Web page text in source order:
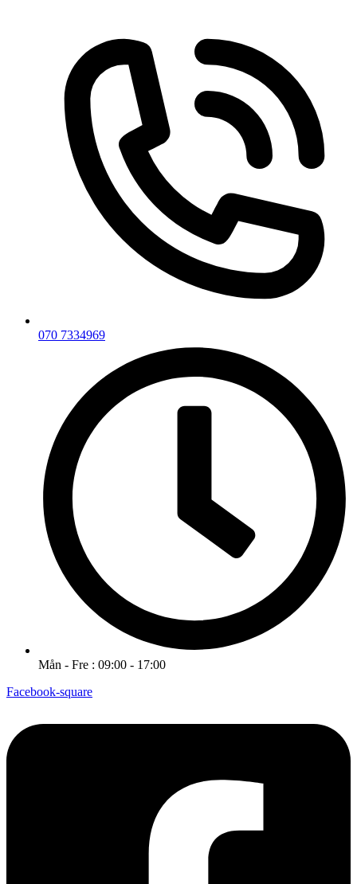
070 7334969
Mån - Fre : 09:00 - 17:00
Facebook-square